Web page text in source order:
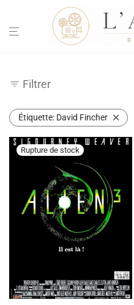
Filtrer
Étiquette: David Fincher